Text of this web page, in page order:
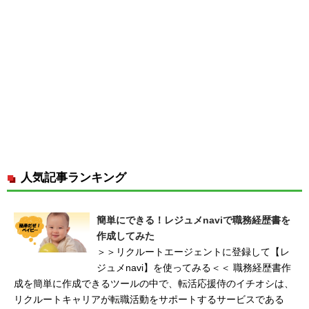
人気記事ランキング
簡単にできる！レジュメnaviで職務経歴書を
作成してみた
＞＞リクルートエージェントに登録して【レ
ジュメnavi】を使ってみる＜＜ 職務経歴書作
成を簡単に作成できるツールの中で、転活応援侍のイチオシは、
リクルートキャリアが転職活動をサポートするサービスである